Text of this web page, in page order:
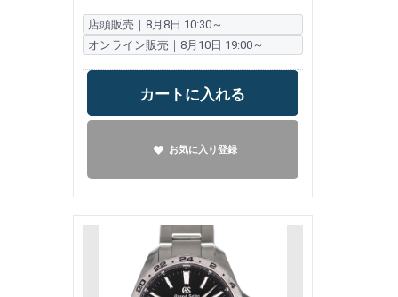
店頭販売｜8月8日 10:30～
オンライン販売｜8月10日 19:00～
カートに入れる
お気に入り登録